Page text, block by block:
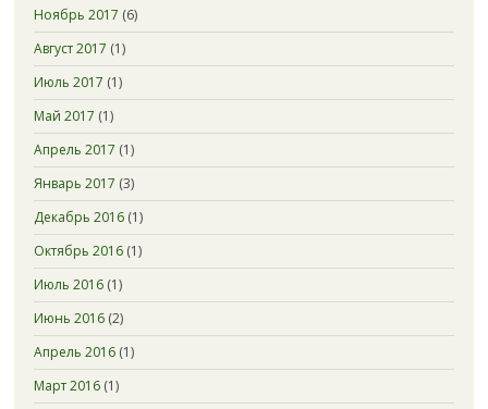
Ноябрь 2017 (6)
Август 2017 (1)
Июль 2017 (1)
Май 2017 (1)
Апрель 2017 (1)
Январь 2017 (3)
Декабрь 2016(1)
Октябрь 2016(1)
Июль 2016(1)
Июнь 2016(2)
Апрель 2016(1)
Март 2016(1)